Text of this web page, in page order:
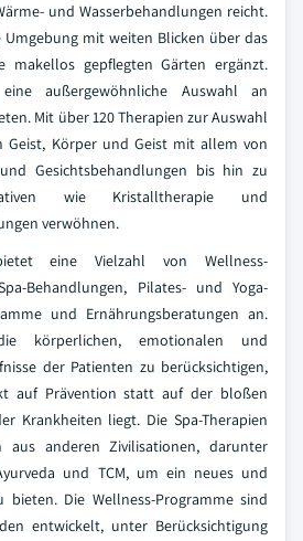
und Wasserbehandlungen reicht.
Umgebung mit weiten Blicken über das
makellos gepflegten Gärten ergänzt.
außergewöhnliche Auswahl an
Mit über 120 Therapien zur Auswahl
Geist, Körper und Geist mit allem von
Gesichtsbehandlungen bis hin zu
wie Kristalltherapie und
verwöhnen.
eine Vielzahl von Wellness-
Behandlungen, Pilates- und Yoga-
und Ernährungsberatungen an.
körperlichen, emotionalen und
der Patienten zu berücksichtigen,
auf Prävention statt auf der bloßen
Krankheiten liegt. Die Spa-Therapien
aus anderen Zivilisationen, darunter
und TCM, um ein neues und
bieten. Die Wellness-Programme sind
entwickelt, unter Berücksichtigung